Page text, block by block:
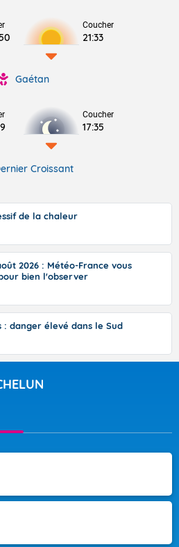
Coucher
21:33
Gaétan
Coucher
17:35
Croissant
de la chaleur
2026 : Météo-France vous
bien l'observer
: danger élevé dans le Sud